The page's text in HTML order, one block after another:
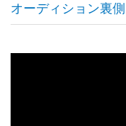
オーディション裏